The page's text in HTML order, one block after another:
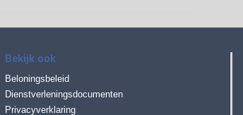
Bekijk ook
Beloningsbeleid
Dienstverleningsdocumenten
Privacyverklaring